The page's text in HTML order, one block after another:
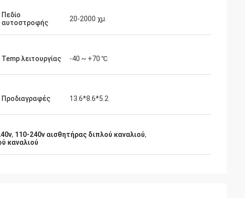
Πεδίο
αυτοστροφής
20-2000 χμ.
Temp λειτουργίας -40 ~ +70 ℃
Προδιαγραφές 13.6*8.6*5.2
, 110-240v αισθητήρας διπλού καναλιού,
καναλιού